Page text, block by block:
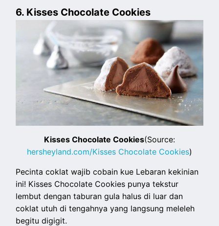
6. Kisses Chocolate Cookies
Kisses Chocolate Cookies(Source:
hersheyland.com/Kisses Chocolate Cookies)
Pecinta coklat wajib cobain kue Lebaran kekinian
ini! Kisses Chocolate Cookies punya tekstur
lembut dengan taburan gula halus di luar dan
coklat utuh di tengahnya yang langsung meleleh
begitu digigit.